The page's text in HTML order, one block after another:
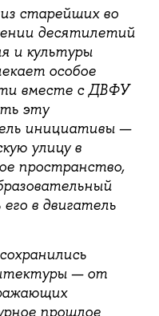
старейших во
десятилетий
и культуры
особое
вместе с ДВФУ
эту
инициативы —
улицу в
пространство,
в двигатель
— от
прошлое